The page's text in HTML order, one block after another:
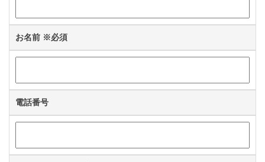
お名前 ※必須
電話番号